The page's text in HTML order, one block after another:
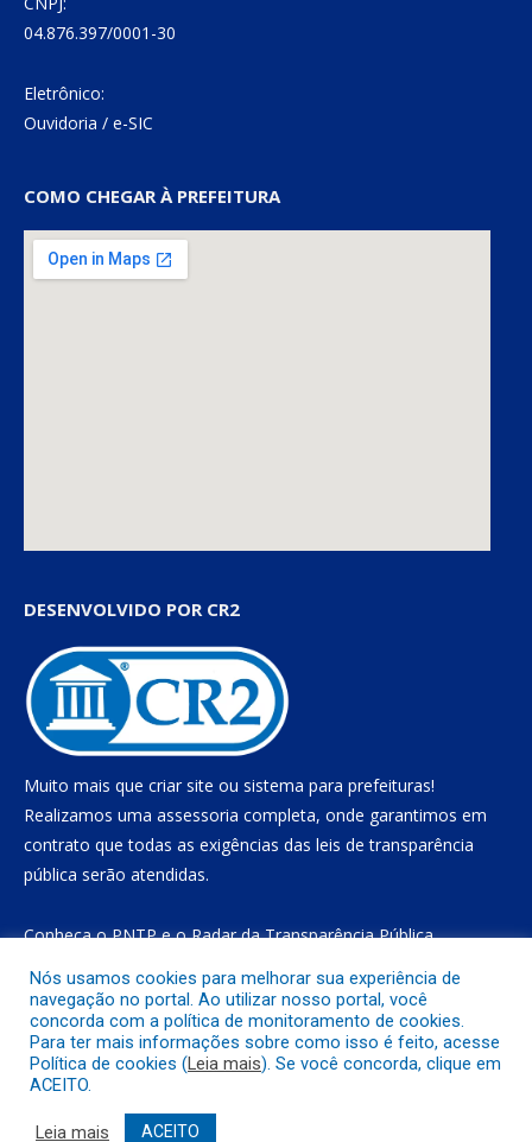
04.876.397/0001-30
Eletrônico:
Ouvidoria / e-SIC
COMO CHEGAR À PREFEITURA
DESENVOLVIDO POR CR2
Muito mais que criar site ou sistema para prefeituras!
Realizamos uma assessoria completa, onde garantimos em
contrato que todas as exigências das leis de transparência
pública serão atendidas.
Conheça oPNTPe oRadar da Transparência Pública
Todos os direitos reservados a Prefeitura Municipal de Gurupá
Mapa do Site
Acessar o Webmail
Nós usamos cookies para melhorar sua experiência de
navegação no portal. Ao utilizar nosso portal, você
concorda com a política de monitoramento de cookies.
Para ter mais informações sobre como isso é feito, acesse
Política de cookies (Leia mais). Se você concorda, clique em
ACEITO.
Leia mais ACEITO